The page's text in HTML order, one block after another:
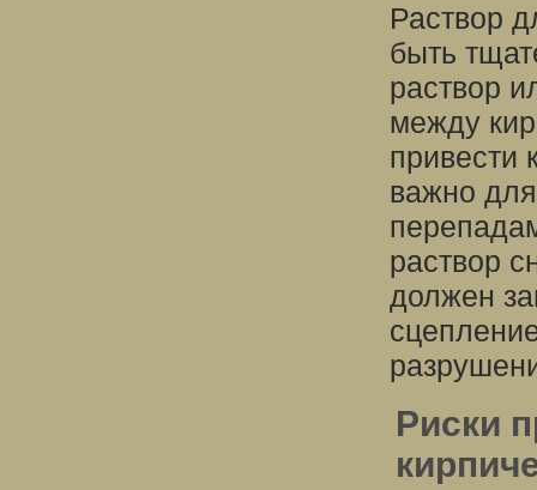
Раствор
быть
раствор
между
привести
важно
раствор
должен
Риски